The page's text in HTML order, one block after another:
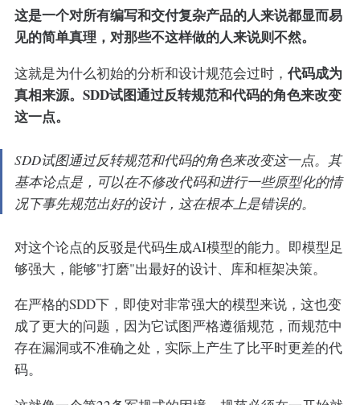
这是一个对所有编写和交付复杂产品的人来说都显而易
见的简单真理，对那些不这样做的人来说则不然。
这就是为什么初始的分析和设计规范会过时， 代码成为
真相来源。SDD试图通过反转规范和代码的角色来改变
这一点。
SDD试图通过反转规范和代码的角色来改变这一点。其
基本论点是，可以在不修改代码和进行一些原型化的情
况下事先规范出好的设计，这在根本上是错误的。
对这个论点的反驳是代码生成AI模型的能力。即模型足
够强大，能够"打磨"出最好的设计、库和框架决策。
在严格的SDD下，即使对非常强大的模型来说，这也变
成了更大的问题，因为它试图严格遵循规范，而规范中
存在漏洞或不准确之处，实际上产生了比平时更差的代
码。